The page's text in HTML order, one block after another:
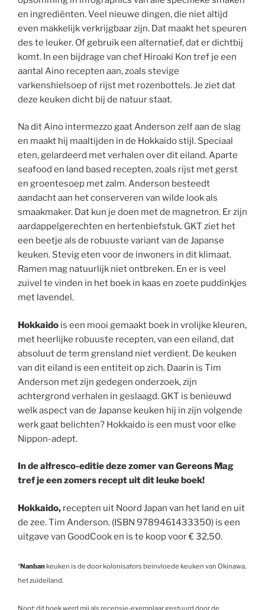
en ingrediënten. Veel nieuwe dingen, die niet altijd
even makkelijk verkrijgbaar zijn. Dat maakt het speuren
des te leuker. Of gebruik een alternatief, dat er dichtbij
komt. In een bijdrage van chef Hiroaki Kon tref je een
aantal Aino recepten aan, zoals stevige
varkenshielsoep of rijst met rozenbottels. Je ziet dat
deze keuken dicht bij de natuur staat.
Na dit Aino intermezzo gaat Anderson zelf aan de slag
en maakt hij maaltijden in de Hokkaido stijl. Speciaal
eten, gelardeerd met verhalen over dit eiland. Aparte
seafood en land based recepten, zoals rijst met gerst
en groentesoep met zalm. Anderson besteedt
aandacht aan het conserveren van wilde look als
smaakmaker. Dat kun je doen met de magnetron. Er zijn
aardappelgerechten en hertenbiefstuk. GKT ziet het
een beetje als de robuuste variant van de Japanse
keuken. Stevig eten voor de inwoners in dit klimaat.
Ramen mag natuurlijk niet ontbreken. En er is veel
zuivel te vinden in het boek in kaas en zoete puddinkjes
met lavendel.
Hokkaido is een mooi gemaakt boek in vrolijke kleuren,
met heerlijke robuuste recepten, van een eiland, dat
absoluut de term grensland niet verdient. De keuken
van dit eiland is een entiteit op zich. Daarin is Tim
Anderson met zijn gedegen onderzoek, zijn
achtergrond verhalen in geslaagd. GKT is benieuwd
welk aspect van de Japanse keuken hij in zijn volgende
werk gaat belichten? Hokkaido is een must voor elke
Nippon-adept.
In de alfresco-editie deze zomer van Gereons Mag
tref je een zomers recept uit dit leuke boek!
Hokkaido, recepten uit Noord Japan van het land en uit
de zee. Tim Anderson. (ISBN 9789461433350) is een
uitgave van GoodCook en is te koop voor € 32,50.
*Nanban keuken is de door kolonisators beinvloede keuken van Okinawa,
het zuideiland.
Noot: dit boek werd mij als recensie-exemplaar gestuurd door de